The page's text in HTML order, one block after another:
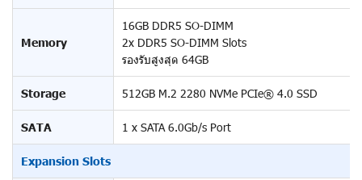
Memory
16GB DDR5 SO-DIMM
2x DDR5 SO-DIMM Slots
รองรับสูงสุด 64GB
Storage 512GB M.2 2280 NVMe PCIe® 4.0 SSD
SATA 1 x SATA 6.0Gb/s Port
Expansion Slots